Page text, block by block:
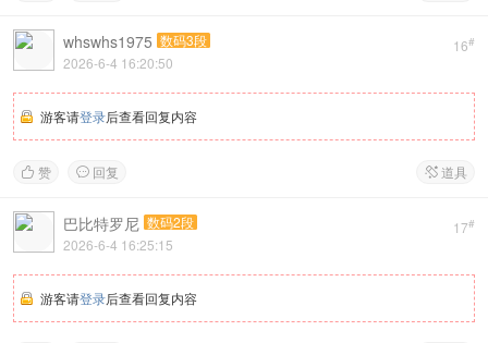
16#
whswhs1975 数码3段
2026-6-4 16:20:50
游客请登录后查看回复内容
 赞  回复  道具
17#
巴比特罗尼 数码2段
2026-6-4 16:25:15
游客请登录后查看回复内容